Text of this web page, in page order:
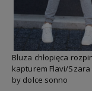
Bluza chłopięca
kapturem Flavi/Szara
by dolce sonno